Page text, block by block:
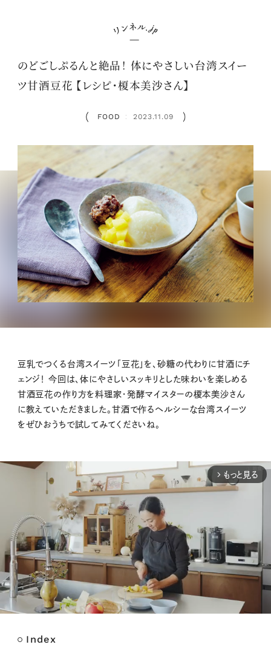
のどごしぷるんと絶品！ 体にやさしい台湾スイー
ツ甘酒豆花 【レシピ・榎本美沙さん】
FOOD ： 2023.11.09
豆乳でつくる台湾スイーツ「豆花」を、砂糖の代わりに甘酒にチ
ェンジ！ 今回は、体にやさしいスッキリとした味わいを楽しめる
甘酒豆花の作り方を料理家・発酵マイスターの榎本美沙さん
に教えていただきました。甘酒で作るヘルシーな台湾スイーツ
をぜひおうちで試してみてくださいね。
arrow_forward_ios もっと見る
Index